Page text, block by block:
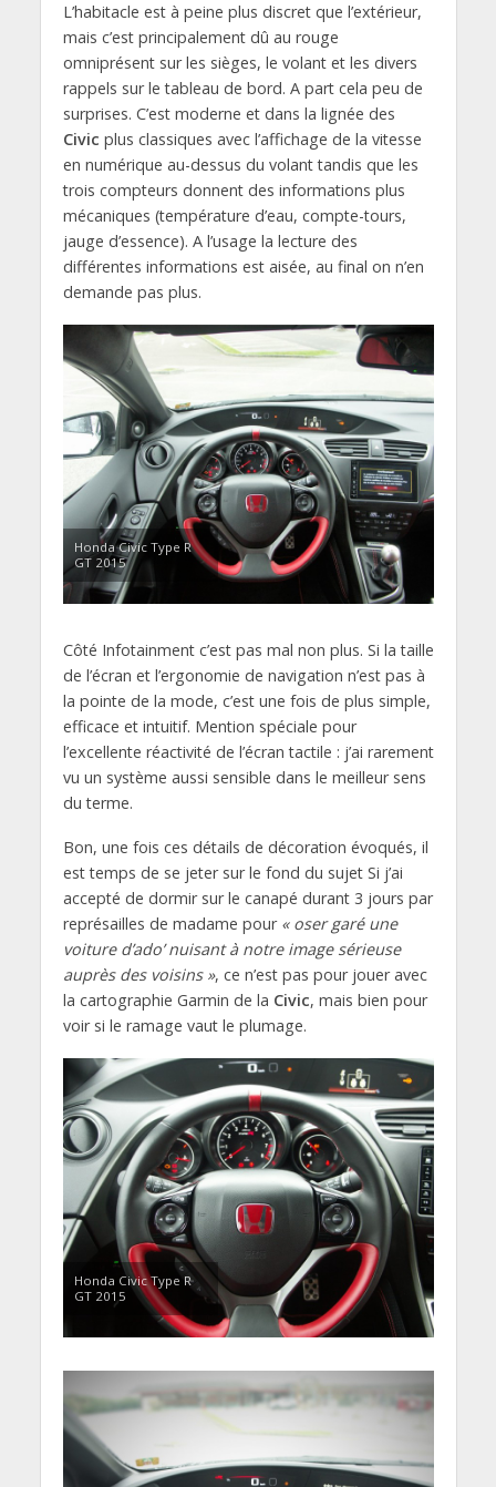
L’habitacle est à peine plus discret que l’extérieur,
mais c’est principalement dû au rouge
omniprésent sur les sièges, le volant et les divers
rappels sur le tableau de bord. A part cela peu de
surprises. C’est moderne et dans la lignée des
Civic plus classiques avec l’affichage de la vitesse
en numérique au-dessus du volant tandis que les
trois compteurs donnent des informations plus
mécaniques (température d’eau, compte-tours,
jauge d’essence). A l’usage la lecture des
différentes informations est aisée, au final on n’en
demande pas plus.
Honda Civic Type R
GT 2015
Côté Infotainment c’est pas mal non plus. Si la taille
de l’écran et l’ergonomie de navigation n’est pas à
la pointe de la mode, c’est une fois de plus simple,
efficace et intuitif. Mention spéciale pour
l’excellente réactivité de l’écran tactile : j’ai rarement
vu un système aussi sensible dans le meilleur sens
du terme.
Bon, une fois ces détails de décoration évoqués, il
est temps de se jeter sur le fond du sujet Si j’ai
accepté de dormir sur le canapé durant 3 jours par
représailles de madame pour « oser garé une
voiture d’ado’ nuisant à notre image sérieuse
auprès des voisins », ce n’est pas pour jouer avec
la cartographie Garmin de la Civic, mais bien pour
voir si le ramage vaut le plumage.
Honda Civic Type R
GT 2015